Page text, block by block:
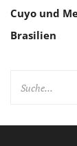
Cuyo und
Brasilien